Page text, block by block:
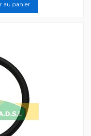
au panier